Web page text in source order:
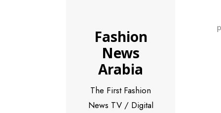
Fashion
News
Arabia
The First Fashion
News TV / Digital